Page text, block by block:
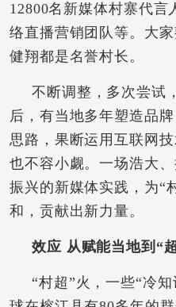
12800名新媒体村寨代言
络直播营销团队等。大
健翔都是名誉村长。
不断调整，多次尝试
后，有当地多年塑造品
思路，果断运用互联网
也不容小觑。一场浩大
振兴的新媒体实践，为“
和，贡献出新力量。
效应 从赋能当地到“
“村超”火，一些“冷